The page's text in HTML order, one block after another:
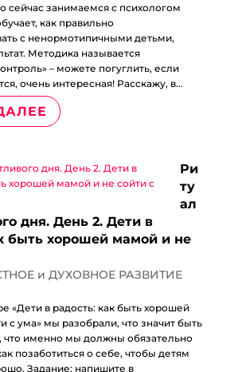
сейчас занимаемся с психологом
как правильно
с ненормотипичными детьми,
Методика называется
– можете погуглить, если
очень интересная! Расскажу, в...
Ри
ту
ал
дня. День 2. Дети в
быть хорошей мамой и не
и ДУХОВНОЕ РАЗВИТИЕ
«Дети в радость: как быть хорошей
с ума» мы разобрали, что значит быть
именно мы должны обязательно
позаботиться о себе, чтобы детям
Задание: напишите в